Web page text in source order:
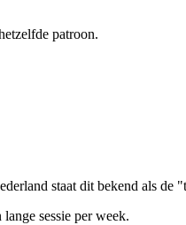
patroon.
staat dit bekend als de
sessie per week.